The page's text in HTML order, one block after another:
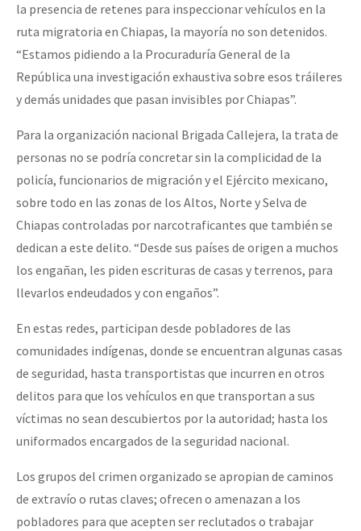
la presencia de retenes para inspeccionar vehículos en la
ruta migratoria en Chiapas, la mayoría no son detenidos.
“Estamos pidiendo a la Procuraduría General de la
República una investigación exhaustiva sobre esos tráileres
y demás unidades que pasan invisibles por Chiapas”.
Para la organización nacional Brigada Callejera, la trata de
personas no se podría concretar sin la complicidad de la
policía, funcionarios de migración y el Ejército mexicano,
sobre todo en las zonas de los Altos, Norte y Selva de
Chiapas controladas por narcotraficantes que también se
dedican a este delito. “Desde sus países de origen a muchos
los engañan, les piden escrituras de casas y terrenos, para
llevarlos endeudados y con engaños”.
En estas redes, participan desde pobladores de las
comunidades indígenas, donde se encuentran algunas casas
de seguridad, hasta transportistas que incurren en otros
delitos para que los vehículos en que transportan a sus
víctimas no sean descubiertos por la autoridad; hasta los
uniformados encargados de la seguridad nacional.
Los grupos del crimen organizado se apropian de caminos
de extravío o rutas claves; ofrecen o amenazan a los
pobladores para que acepten ser reclutados o trabajar